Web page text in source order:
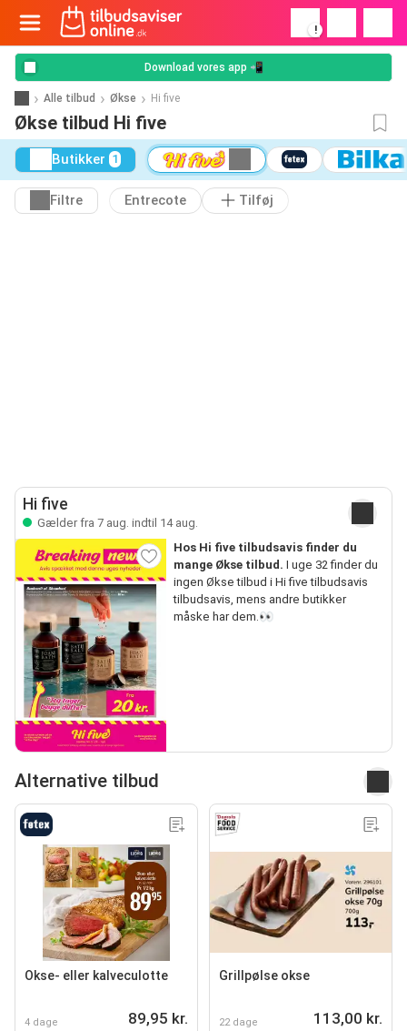
!
Download vores app 📲
Alle tilbud Økse Hi five
Økse tilbud Hi five
Butikker 1
Filtre Entrecote Tilføj
Hi five
Gælder fra 7 aug. indtil 14 aug.
Hos Hi five tilbudsavis finder du
mange Økse tilbud. I uge 32 finder du
ingen Økse tilbud i Hi five tilbudsavis
tilbudsavis, mens andre butikker
måske har dem.👀
Alternative tilbud
Okse- eller kalveculotte
4 dage 89,95 kr.
Grillpølse okse
22 dage 113,00 kr.